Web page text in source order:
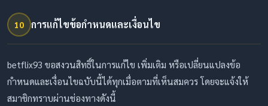
10 การแก้ไขข้อกำหนดและเงื่อนไข
betflix93 ขอสงวนสิทธิ์ในการแก้ไข เพิ่มเติม หรือเปลี่ยนแปลงข้อ
กำหนดและเงื่อนไขฉบับนี้ได้ทุกเมื่อตามที่เห็นสมควร โดยจะแจ้งให้
สมาชิกทราบผ่านช่องทางดังนี้